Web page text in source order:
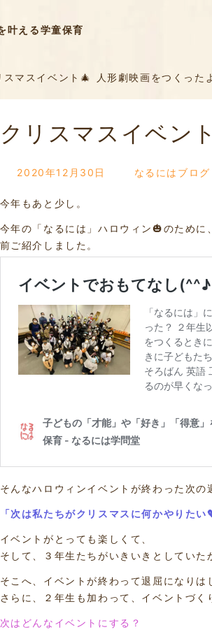
叶える学童保育
スマスイベント🎄 人形劇映画をつくった
クリスマスイベン
2020年12月30日 なるにはブログ
今年もあと少し。
今年の「なるには」ハロウィン🎃のため
前ご紹介しました。
そんなハロウィンイベントが終わった次の
「次は私たちがクリスマスに何かやりたい
イベントがとっても楽しくて、
そして、３年生たちがいきいきとしてい
そこへ、イベントが終わって退屈になりは
さらに、２年生も加わって、イベントづく
次はどんなイベントにする？